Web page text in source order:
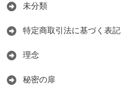
未分類
特定商取引法に基づく表記
理念
秘密の扉